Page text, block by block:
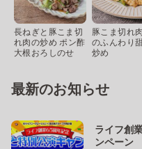
長ねぎと豚こま切
れ肉の炒め ポン酢
大根おろしのせ
豚こま切れ
のふんわり
炒め
最新のお知らせ
ライフ創
ンペーン